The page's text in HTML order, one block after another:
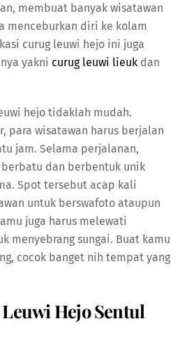
membuat banyak wisatawan
menceburkan diri ke kolam
curug leuwi hejo ini juga
yakni curug leuwi lieuk dan
hejo tidaklah mudah.
para wisatawan harus berjalan
jam. Selama perjalanan,
dan berbentuk unik
Spot tersebut acap kali
untuk berswafoto ataupun
juga harus melewati
menyebrang sungai. Buat kamu
cocok banget nih tempat yang
Hejo Sentul